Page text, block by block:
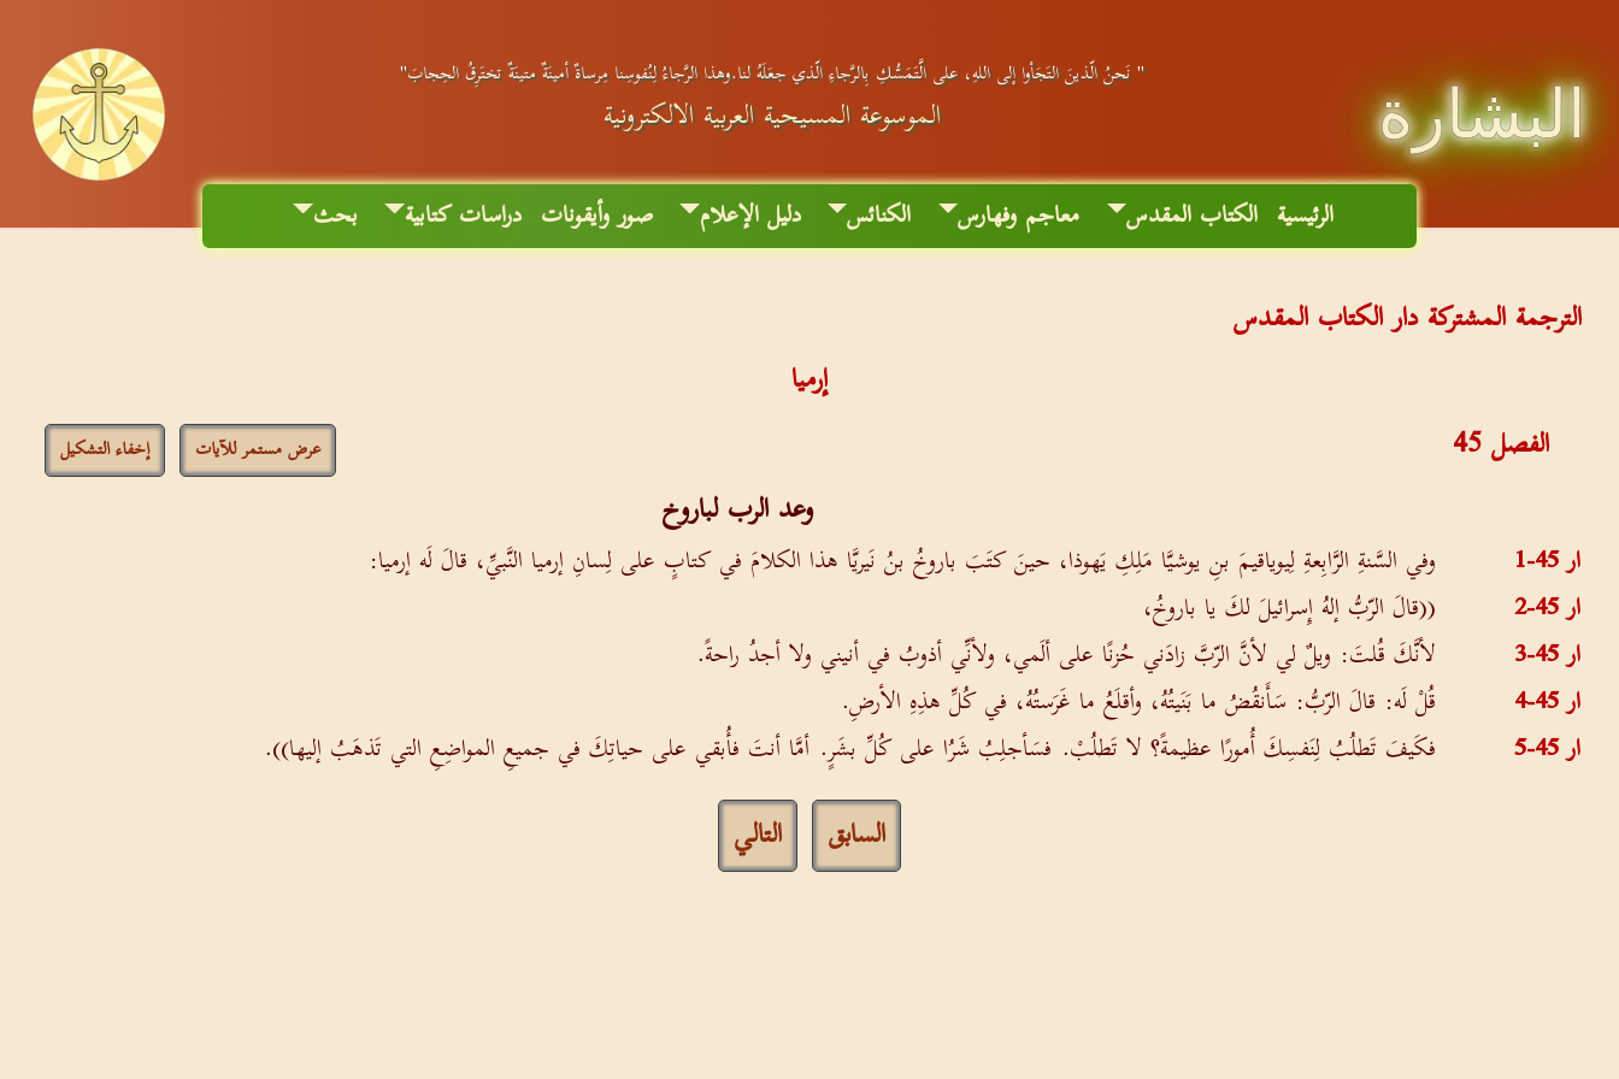
البشارة
" نَحنُ الّذينَ التَجَأوا إلى اللهِ، على الَّتَمَسُّكِ بِالرَّجاءِ الّذي جعَلَهُ لنا.وهذا الرَّجاءُ لِنُفوسِنا مِرساةٌ أمينَةٌ متينَةٌ تختَرِقُ الحِجابَ"
الموسوعة المسيحية العربية الالكترونية
الرئيسية الكتاب المقدس معاجم وفهارس الكنائس دليل الإعلام صور وأيقونات دراسات كتابية بحث
الترجمة المشتركة دار الكتاب المقدس
إرميا
الفصل45 عرض مستمر للآيات إخفاء التشكيل
وعد الرب لباروخ
ار 45-1
وفي السَّنةِ الرَّابِعةِ لِيوياقيمَ بنِ يوشيَّا مَلِكِ يَهوذا، حينَ كتَبَ باروخُ بنُ نَيريَّا هذا الكلامَ في كتابٍ على لِسانِ إرميا النَّبيِّ، قالَ لَه إرميا:
ار 45-2
((قالَ الرّبُّ إلهُ إِسرائيلَ لكَ يا باروخُ،
ار 45-3
لأنَّكَ قُلتَ: ويلٌ لي لأنَّ الرّبَّ زادَني حُزنًا على ألَمي، ولأنِّي أذوبُ في أنيني ولا أجدُ راحةً.
ار 45-4
قُلْ لَه: قالَ الرّبُّ: سَأَنقُضُ ما بَنَيتُهُ، وأقلَعُ ما غَرَستُهُ، في كُلِّ هذِهِ الأرضِ.
ار 45-5
فكَيفَ تَطلُبُ لِنَفسِكَ أُمورًا عظيمةً؟ لا تَطلُبْ. فسَأجلِبُ شَرُا على كُلِّ بشَرٍ. أمَّا أنتَ فأُبقي على حياتِكَ في جميعِ المواضِعِ التي تَذهَبُ إليها)).
السابق التالي